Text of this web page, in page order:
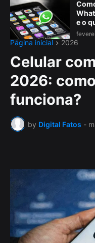
e o
Página inicial 2026
Celular
2026:
funciona?
by Digital Fatos -